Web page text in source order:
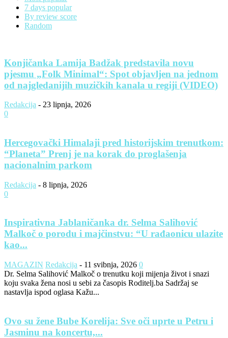
7 days popular
By review score
Random
Konjičanka Lamija Badžak predstavila novu
pjesmu „Folk Minimal“: Spot objavljen na jednom
od najgledanijih muzičkih kanala u regiji (VIDEO)
Redakcija - 23 lipnja, 2026
0
Hercegovački Himalaji pred historijskim trenutkom:
“Planeta” Prenj je na korak do proglašenja
nacionalnim parkom
Redakcija - 8 lipnja, 2026
0
Inspirativna Jablaničanka dr. Selma Salihović
Malkoč o porodu i majčinstvu: “U rađaonicu ulazite
kao...
MAGAZIN Redakcija - 11 svibnja, 2026 0
Dr. Selma Salihović Malkoč o trenutku koji mijenja život i snazi
koju svaka žena nosi u sebi za časopis Roditelj.ba Sadržaj se
nastavlja ispod oglasa Kažu...
Ovo su žene Bube Korelija: Sve oči uprte u Petru i
Jasminu na koncertu,...